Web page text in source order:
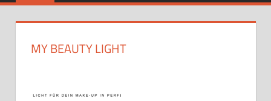
MY BEAUTY LIGHT